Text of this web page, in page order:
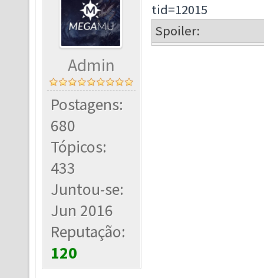
Admin
Postagens:
680
Tópicos:
433
Juntou-se:
Jun 2016
Reputação:
120
tid=12015
Spoiler: